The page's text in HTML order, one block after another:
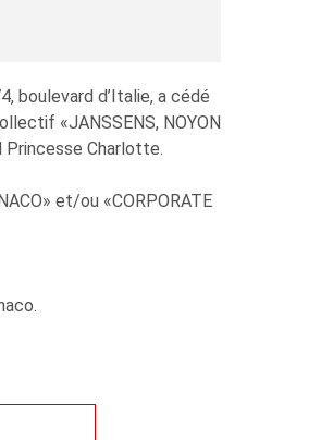
boulevard d’Italie, a cédé
«JANSSENS, NOYON
Princesse Charlotte.
et/ou «CORPORATE